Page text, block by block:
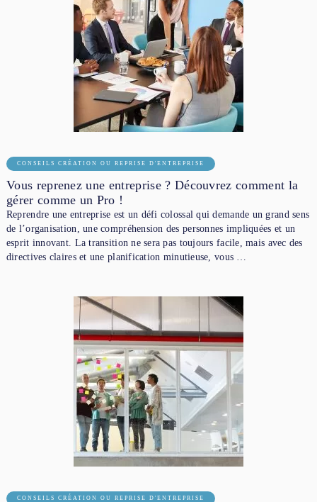
CONSEILS CRÉATION OU REPRISE D'ENTREPRISE
Vous reprenez une entreprise ? Découvrez comment la
gérer comme un Pro !
Reprendre une entreprise est un défi colossal qui demande un grand sens
de l’organisation, une compréhension des personnes impliquées et un
esprit innovant. La transition ne sera pas toujours facile, mais avec des
directives claires et une planification minutieuse, vous …
CONSEILS CRÉATION OU REPRISE D'ENTREPRISE